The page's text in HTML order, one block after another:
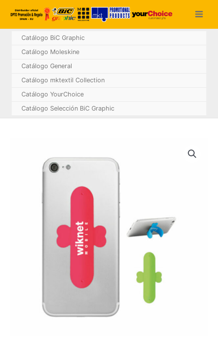
Catálogo BiC Graphic
Catálogo Moleskine
Catálogo General
Catálogo mktextil Collection
Catálogo YourChoice
Catálogo Selección BiC Graphic